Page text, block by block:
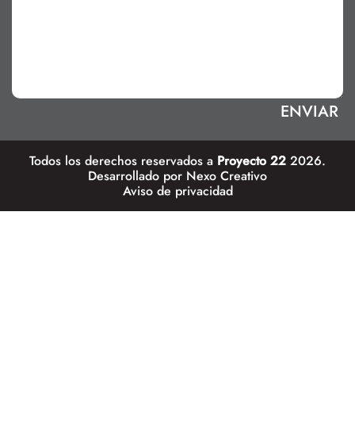
Todos los derechos reservados a Proyecto 22 2026.
Desarrollado por Nexo Creativo
Aviso de privacidad